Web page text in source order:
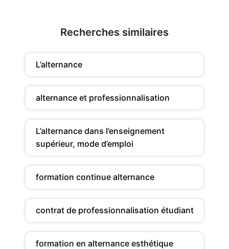
Recherches similaires
L’alternance
alternance et professionnalisation
L’alternance dans l’enseignement
supérieur, mode d’emploi
formation continue alternance
contrat de professionnalisation étudiant
formation en alternance esthétique